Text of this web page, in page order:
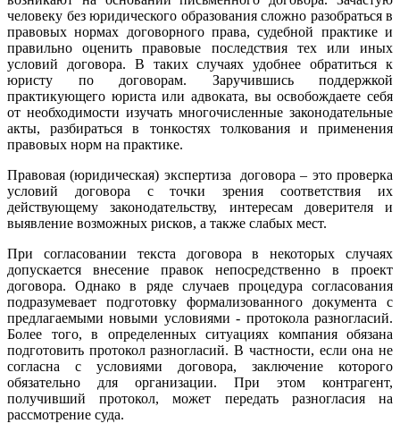
человеку без юридического образования сложно разобраться в
правовых нормах договорного права, судебной практике и
правильно оценить правовые последствия тех или иных
условий договора. В таких случаях удобнее обратиться к
юристу по договорам. Заручившись поддержкой
практикующего юриста или адвоката, вы освобождаете себя
от необходимости изучать многочисленные законодательные
акты, разбираться в тонкостях толкования и применения
правовых норм на практике.
Правовая (юридическая) экспертиза договора – это проверка
условий договора с точки зрения соответствия их
действующему законодательству, интересам доверителя и
выявление возможных рисков, а также слабых мест.
При согласовании текста договора в некоторых случаях
допускается внесение правок непосредственно в проект
договора. Однако в ряде случаев процедура согласования
подразумевает подготовку формализованного документа с
предлагаемыми новыми условиями - протокола разногласий.
Более того, в определенных ситуациях компания обязана
подготовить протокол разногласий. В частности, если она не
согласна с условиями договора, заключение которого
обязательно для организации. При этом контрагент,
получивший протокол, может передать разногласия на
рассмотрение суда.